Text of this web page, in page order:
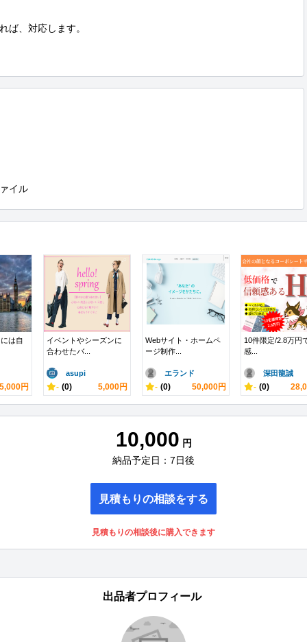
ば、対応します。
イル
は自
5,000円
イベントやシーズンに
合わせたバ...
asupi
- (0) 5,000円
Webサイト・ホームペ
ージ制作...
エランド
- (0) 50,000円
10件限定/2.8万円
感...
深田龍誠
- (0)
10,000 円
納品予定日：7日後
見積もりの相談をする
見積もりの相談後に購入できます
出品者プロフィール